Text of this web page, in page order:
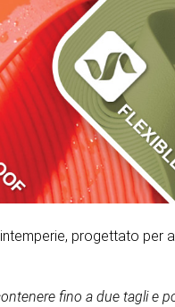
progettato per
fino a due tagli e